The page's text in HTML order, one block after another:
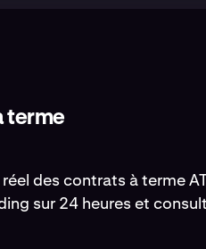
terme
des contrats à terme
sur 24 heures et